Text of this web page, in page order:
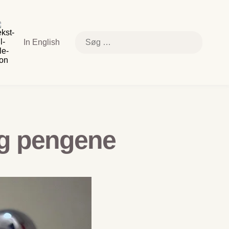
In English
efter:
pengene